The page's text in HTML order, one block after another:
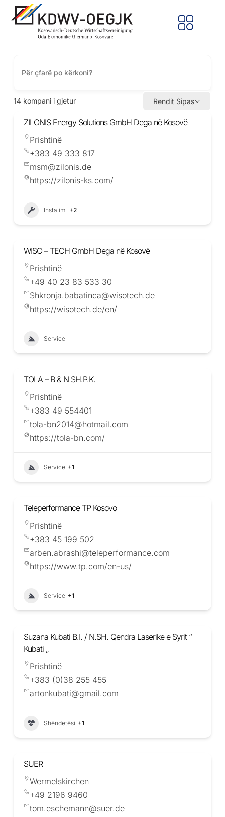
14 kompani i gjetur Rendit Sipas
ZILONIS Energy Solutions GmbH Dega në Kosovë
Prishtinë
+383 49 333 817
msm@zilonis.de
https://zilonis-ks.com/
Instalimi +2
WISO – TECH GmbH Dega në Kosovë
Prishtinë
+49 40 23 83 533 30
Shkronja.babatinca@wisotech.de
https://wisotech.de/en/
Service
TOLA – B & N SH.P.K.
Prishtinë
+383 49 554401
tola-bn2014@hotmail.com
https://tola-bn.com/
Service +1
Teleperformance TP Kosovo
Prishtinë
+383 45 199 502
arben.abrashi@teleperformance.com
https://www.tp.com/en-us/
Service +1
Suzana Kubati B.I. / N.SH. Qendra Laserike e Syrit “
Kubati „
Prishtinë
+383 (0)38 255 455
artonkubati@gmail.com
Shëndetësi +1
SUER
Wermelskirchen
+49 2196 9460
tom.eschemann@suer.de